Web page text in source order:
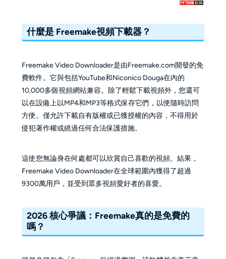
什麼是 Freemake視頻下載器？
Freemake Video Downloader是由Freemake.com開發的免
費軟件。它與包括YouTube和Niconico Douga在內的
10,000多個視頻網站兼容。除了輕鬆下載視頻外，您還可
以在設備上以MP4和MP3等格式保存它們，以便隨時訪問
方便。僅允許下載自有版權或已獲授權的內容，不得用於
侵犯著作權或繞過任何合法保護措施。
這使您無論身在何處都可以欣賞自己喜歡的視頻。結果，
Freemake Video Downloader在全球範圍內獲得了超過
9300萬用戶，並受到眾多視頻愛好者的喜愛。
2026 核心爭議：Freemake真的是免費的
嗎？